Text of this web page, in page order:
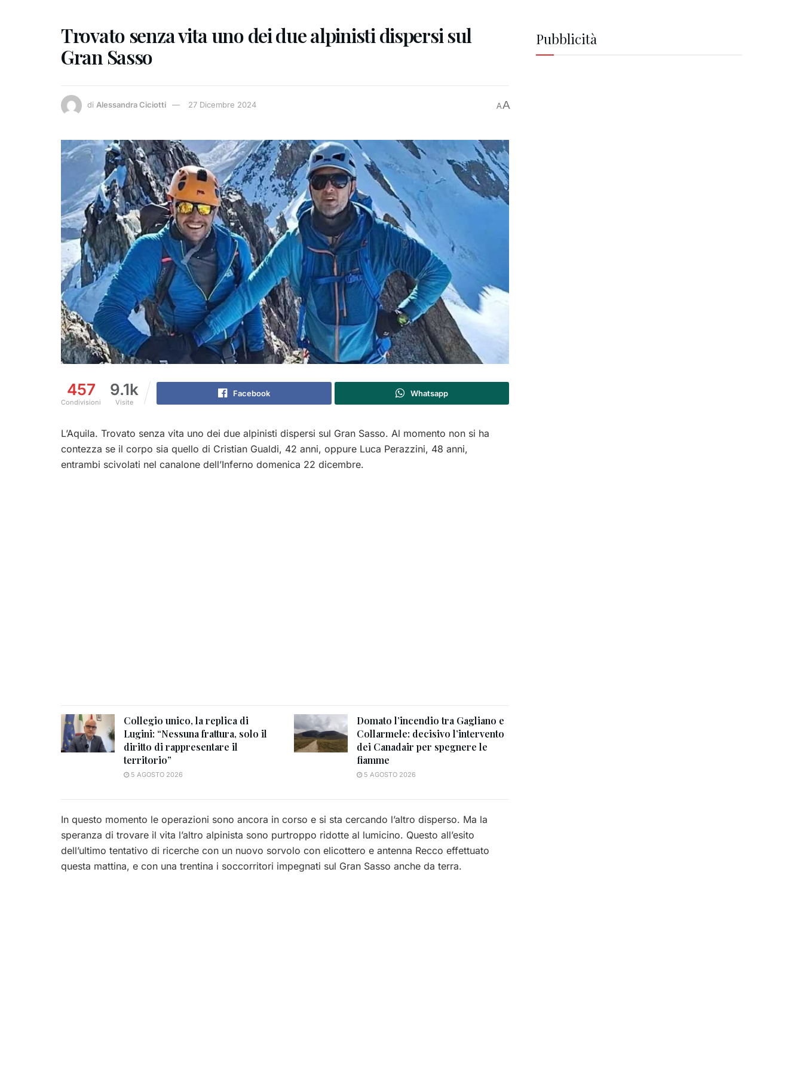
Trovato senza vita uno dei due alpinisti dispersi sul
Gran Sasso
di Alessandra Ciciotti 27 Dicembre 2024 AA
457
Condivisioni
9.1k
Visite
Facebook Whatsapp
L’Aquila. Trovato senza vita uno dei due alpinisti dispersi sul Gran Sasso. Al momento non si ha
contezza se il corpo sia quello di Cristian Gualdi, 42 anni, oppure Luca Perazzini, 48 anni,
entrambi scivolati nel canalone dell’Inferno domenica 22 dicembre.
Collegio unico, la replica di
Lugini: “Nessuna frattura, solo il
diritto di rappresentare il
territorio”
5 AGOSTO 2026
Domato l’incendio tra Gagliano e
Collarmele: decisivo l’intervento
dei Canadair per spegnere le
fiamme
5 AGOSTO 2026
In questo momento le operazioni sono ancora in corso e si sta cercando l’altro disperso. Ma la
speranza di trovare il vita l’altro alpinista sono purtroppo ridotte al lumicino. Questo all’esito
dell’ultimo tentativo di ricerche con un nuovo sorvolo con elicottero e antenna Recco effettuato
questa mattina, e con una trentina i soccorritori impegnati sul Gran Sasso anche da terra.
Pubblicità